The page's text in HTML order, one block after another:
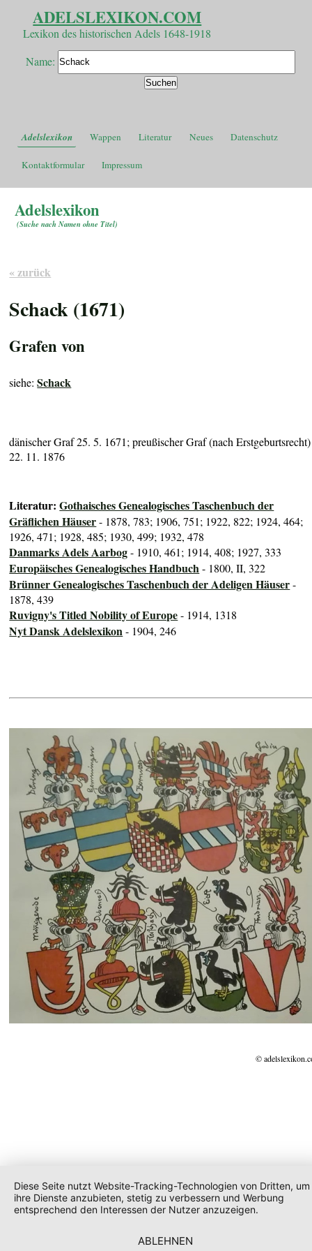
ADELSLEXIKON.COM
Lexikon des historischen Adels 1648-1918
Name:
Adelslexikon Wappen Literatur Neues Datenschutz
Kontaktformular Impressum
Adelslexikon
(Suche nach Namen ohne Titel)
« zurück
Schack (1671)
Grafen von
siehe:Schack
dänischer Graf 25. 5. 1671; preußischer Graf (nach Erstgeburtsrecht)
22. 11. 1876
Literatur:Gothaisches Genealogisches Taschenbuch der
Gräflichen Häuser- 1878, 783; 1906, 751; 1922, 822; 1924, 464;
1926, 471; 1928, 485; 1930, 499; 1932, 478
Danmarks Adels Aarbog- 1910, 461; 1914, 408; 1927, 333
Europäisches Genealogisches Handbuch- 1800, II, 322
Brünner Genealogisches Taschenbuch der Adeligen Häuser-
1878, 439
Ruvigny's Titled Nobility of Europe- 1914, 1318
Nyt Dansk Adelslexikon- 1904, 246
©
Diese Seite nutzt Website-Tracking-Technologien von Dritten, um
ihre Dienste anzubieten, stetig zu verbessern und Werbung
entsprechend den Interessen der Nutzer anzuzeigen.
ABLEHNEN